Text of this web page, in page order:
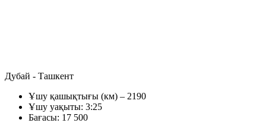
Дубай - Ташкент
Ұшу қашықтығы (км) – 2190
Ұшу уақыты: 3:25
Бағасы: 17 500